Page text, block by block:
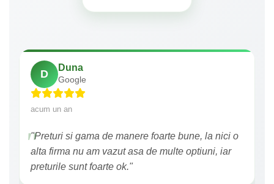
D
Duna
Google
acum un an
"Preturi si gama de manere foarte bune, la nici o
alta firma nu am vazut asa de multe optiuni, iar
preturile sunt foarte ok."